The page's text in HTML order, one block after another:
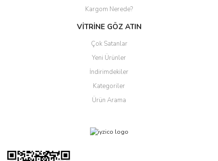
Kargom Nerede?
VİTRİNE GÖZ ATIN
Çok Satanlar
Yeni Ürünler
İndirimdekiler
Kategoriler
Ürün Arama